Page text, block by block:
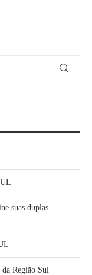
suas duplas
da Região Sul